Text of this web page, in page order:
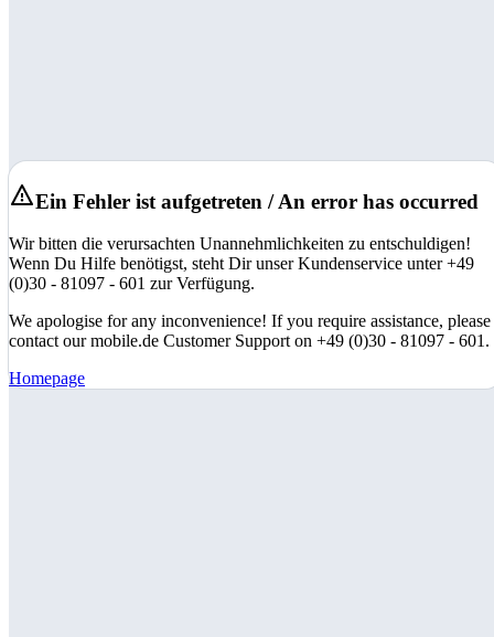
Ein Fehler ist aufgetreten / An error has occurred
Wir bitten die verursachten Unannehmlichkeiten zu entschuldigen!
Wenn Du Hilfe benötigst, steht Dir unser Kundenservice unter +49
(0)30 - 81097 - 601 zur Verfügung.
We apologise for any inconvenience! If you require assistance, please
contact our mobile.de Customer Support on +49 (0)30 - 81097 - 601.
Homepage